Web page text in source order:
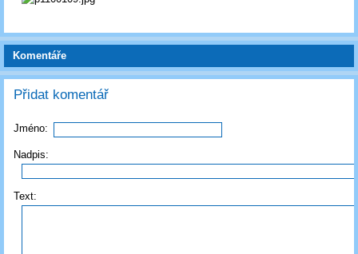
Komentáře
Přidat komentář
Jméno:
Nadpis:
Text: